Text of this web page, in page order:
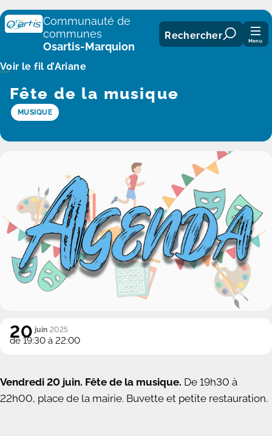
Panneau de gestion des cookies
Communauté de
communes
Osartis-Marquion
Rechercher Menu
Voir le fil d’Ariane
Fête de la musique
MUSIQUE
20 juin 2025
de 19:30 à 22:00
Vendredi 20 juin. Fête de la musique. De 19h30 à
22h00, place de la mairie. Buvette et petite restauration.